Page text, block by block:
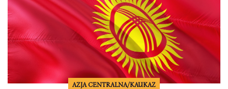
AZJA CENTRALNA/KAUKAZ